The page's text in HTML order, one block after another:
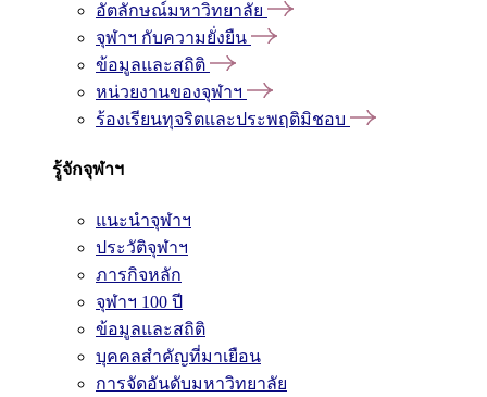
อัตลักษณ์มหาวิทยาลัย
จุฬาฯ กับความยั่งยืน
ข้อมูลและสถิติ
หน่วยงานของจุฬาฯ
ร้องเรียนทุจริตและประพฤติมิชอบ
รู้จักจุฬาฯ
แนะนำจุฬาฯ
ประวัติจุฬาฯ
ภารกิจหลัก
จุฬาฯ 100 ปี
ข้อมูลและสถิติ
บุคคลสำคัญที่มาเยือน
การจัดอันดับมหาวิทยาลัย